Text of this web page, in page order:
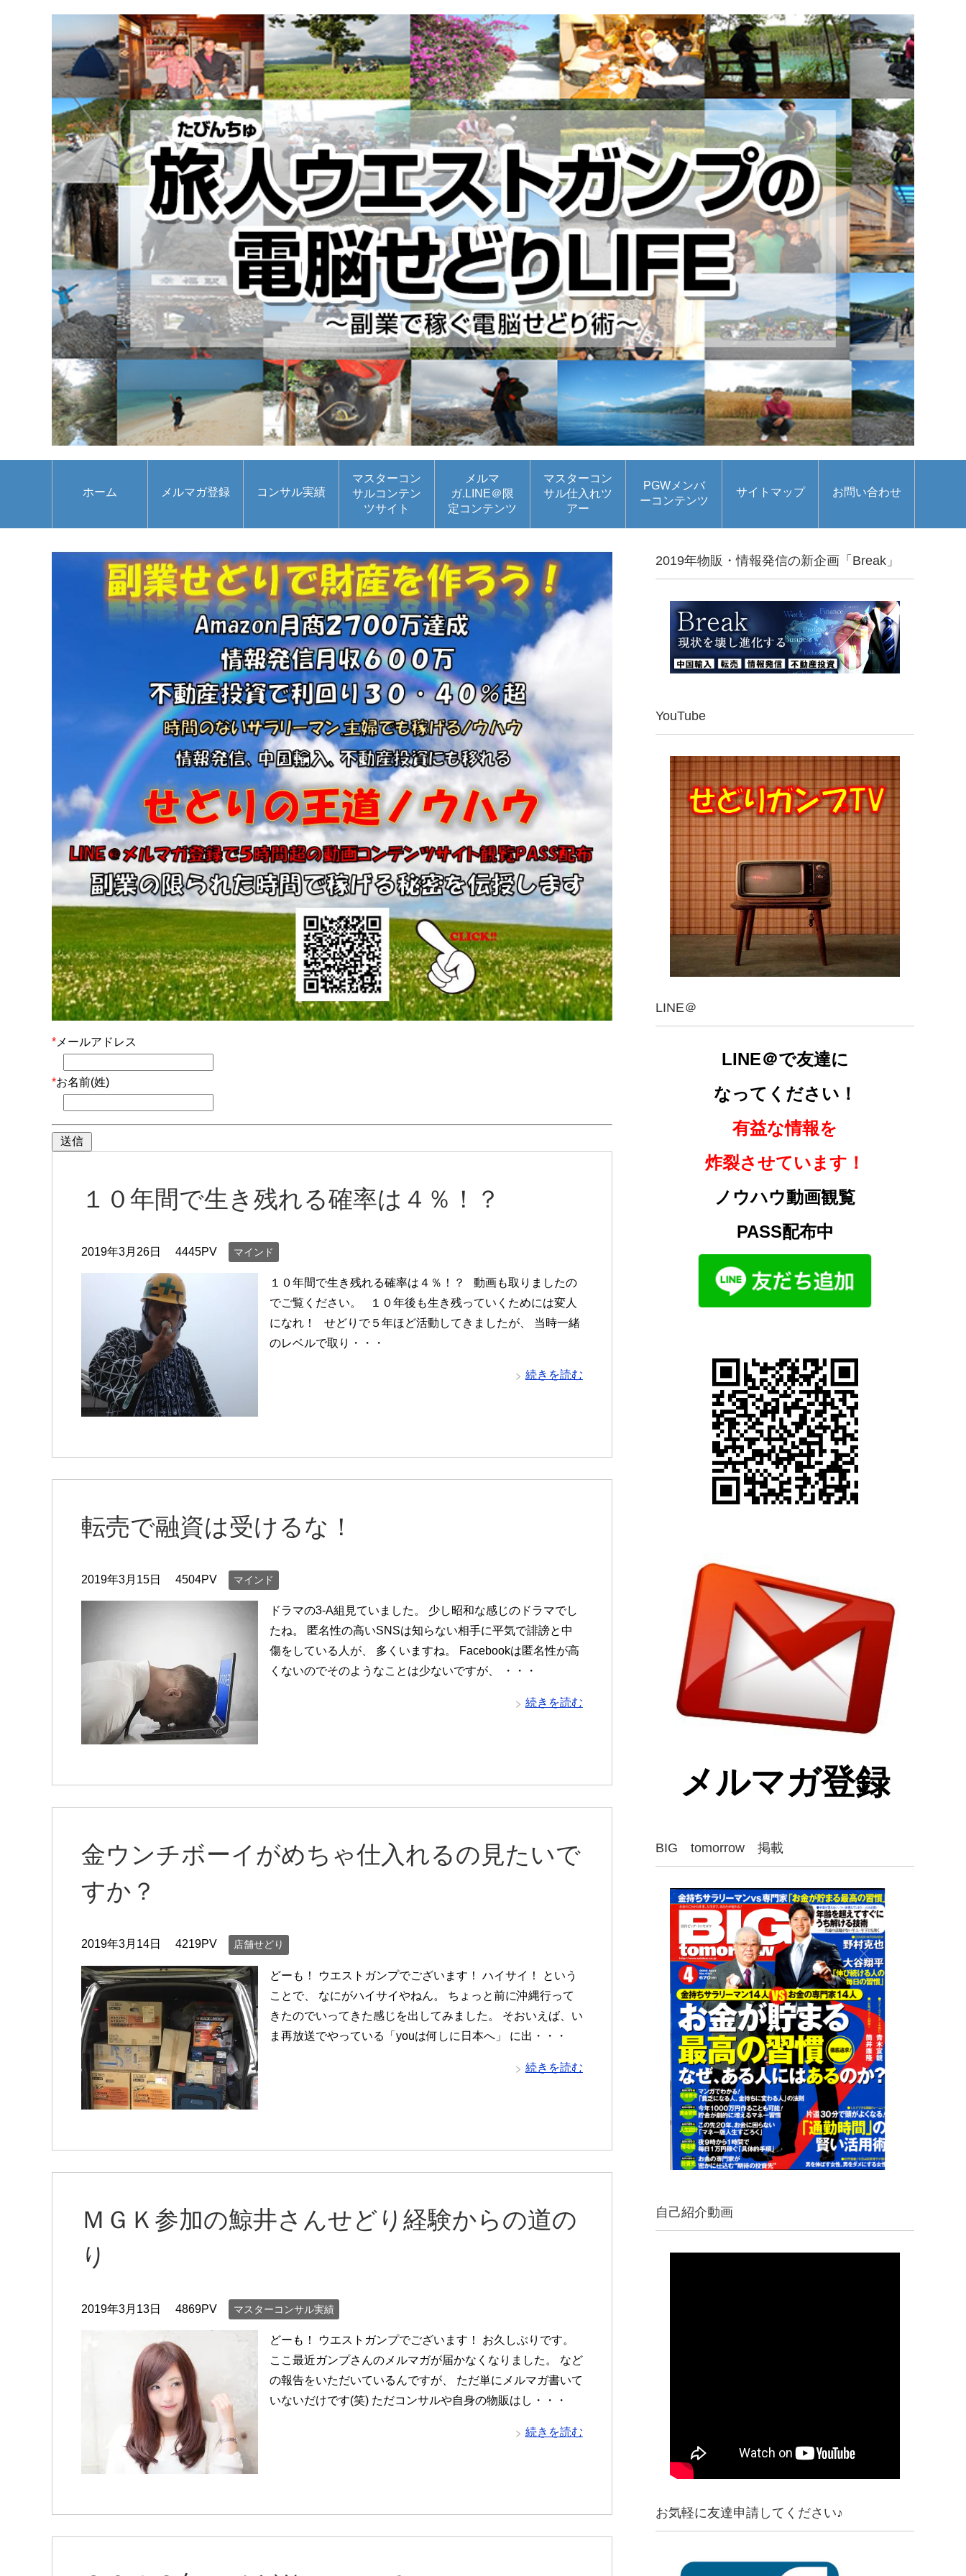
ホーム メルマガ登録 コンサル実績
マスターコン
サルコンテン
ツサイト
メルマ
ガ.LINE＠限
定コンテンツ
マスターコン
サル仕入れツ
アー
PGWメンバ
ーコンテンツ
サイトマップ お問い合わせ
* メールアドレス
*お名前(姓)
１０年間で生き残れる確率は４％！？
2019年3月26日 4445PV マインド
１０年間で生き残れる確率は４％！？ 動画も取りましたの
でご覧ください。 １０年後も生き残っていくためには変人
になれ！ せどりで５年ほど活動してきましたが、 当時一緒
のレベルで取り・・・
続きを読む
転売で融資は受けるな！
2019年3月15日 4504PV マインド
ドラマの3-A組見ていました。 少し昭和な感じのドラマでし
たね。 匿名性の高いSNSは知らない相手に平気で誹謗と中
傷をしている人が、 多くいますね。 Facebookは匿名性が高
くないのでそのようなことは少ないですが、 ・・・
続きを読む
金ウンチボーイがめちゃ仕入れるの見たいで
すか？
2019年3月14日 4219PV 店舗せどり
どーも！ ウエストガンプでございます！ ハイサイ！ という
ことで、 なにがハイサイやねん。 ちょっと前に沖縄行って
きたのでいってきた感じを出してみました。 そおいえば、い
ま再放送でやっている「youは何しに日本へ」 に出・・・
続きを読む
ＭＧＫ参加の鯨井さんせどり経験からの道の
り
2019年3月13日 4869PV マスターコンサル実績
どーも！ ウエストガンプでございます！ お久しぶりです。
ここ最近ガンプさんのメルマガが届かなくなりました。 など
の報告をいただいているんですが、 ただ単にメルマガ書いて
いないだけです(笑) ただコンサルや自身の物販はし・・・
続きを読む
2019年物販・情報発信の新企画「Break」
YouTube
LINE＠
LINE＠で友達に
なってください！
有益な情報を
炸裂させています！
ノウハウ動画観覧
PASS配布中
メルマガ登録
BIG tomorrow 掲載
自己紹介動画
お気軽に友達申請してください♪